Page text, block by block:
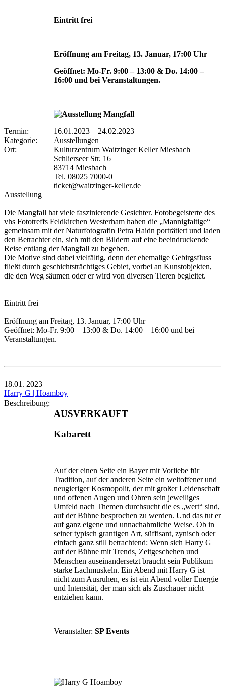
Eintritt frei
Eröffnung am Freitag, 13. Januar, 17:00 Uhr
Geöffnet: Mo-Fr. 9:00 – 13:00 & Do. 14:00 –
16:00 und bei Veranstaltungen.
Termin: 16.01.2023 – 24.02.2023
Kategorie:
Ausstellungen
Ort:
Kulturzentrum Waitzinger Keller Miesbach
Schlierseer Str. 16
83714 Miesbach
Tel. 08025 7000-0
ticket@waitzinger-keller.de
Ausstellung
Die Mangfall hat viele faszinierende Gesichter. Fotobegeisterte des
vhs Fototreffs Feldkirchen Westerham haben die „Mannigfaltige“
gemeinsam mit der Naturfotografin Petra Haidn porträtiert und laden
den Betrachter ein, sich mit den Bildern auf eine beeindruckende
Reise entlang der Mangfall zu begeben.
Die Motive sind dabei vielfältig, denn der ehemalige Gebirgsfluss
fließt durch geschichtsträchtiges Gebiet, vorbei an Kunstobjekten,
die den Weg säumen oder er wird von diversen Tieren begleitet.
Eintritt frei
Eröffnung am Freitag, 13. Januar, 17:00 Uhr
Geöffnet: Mo-Fr. 9:00 – 13:00 & Do. 14:00 – 16:00 und bei
Veranstaltungen.
18.01. 2023
Harry G | Hoamboy
Beschreibung:
AUSVERKAUFT
Kabarett
Auf der einen Seite ein Bayer mit Vorliebe für
Tradition, auf der anderen Seite ein weltoffener und
neugieriger Kosmopolit, der mit großer Leidenschaft
und offenen Augen und Ohren sein jeweiliges
Umfeld nach Themen durchsucht die es „wert“ sind,
auf der Bühne besprochen zu werden. Und das tut er
auf ganz eigene und unnachahmliche Weise. Ob in
seiner typisch grantigen Art, süffisant, zynisch oder
einfach ganz still betrachtend: Wenn sich Harry G
auf der Bühne mit Trends, Zeitgeschehen und
Menschen auseinandersetzt braucht sein Publikum
starke Lachmuskeln. Ein Abend mit Harry G ist
nicht zum Ausruhen, es ist ein Abend voller Energie
und Intensität, der man sich als Zuschauer nicht
entziehen kann.
Veranstalter: SP Events